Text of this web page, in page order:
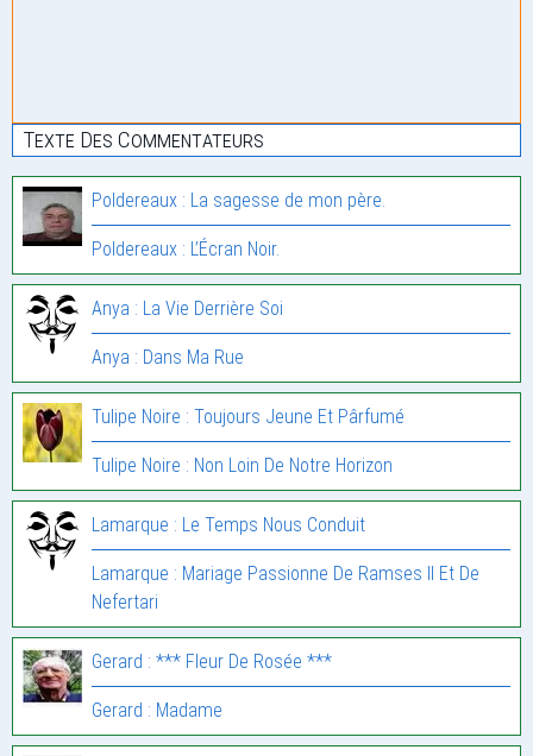
Texte Des Commentateurs
Poldereaux : La sagesse de mon père.
Poldereaux : L’Écran Noir.
Anya : La Vie Derrière Soi
Anya : Dans Ma Rue
Tulipe Noire : Toujours Jeune Et Pârfumé
Tulipe Noire : Non Loin De Notre Horizon
Lamarque : Le Temps Nous Conduit
Lamarque : Mariage Passionne De Ramses II Et De
Nefertari
Gerard : *** Fleur De Rosée ***
Gerard : Madame